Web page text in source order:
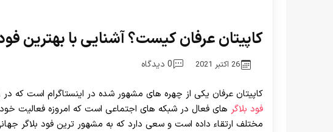
کاپیتان عرفان کیست؟ آشنایی با بهترین فود
26 اکتبر 2021 0 دیدگاه
کاپیتان عرفان یکی از چهره های مشهور شده در اینستاگرام است که در
فود بلاگر های فعال در شبکه های اجتماعی است که امروزه فعالیت
مختلف ارتقاء داده است و سعی دارد که به مشهور ترین فود بلاگر